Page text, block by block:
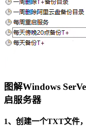
图解Windows
启服务器
1、创建一个TXT文件